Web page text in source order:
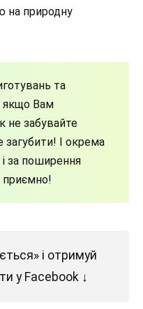
на природну
та
якщо Вам
не забувайте
загубити! І окрема
за поширення
приємно!
і отримуй
у Facebook ↓